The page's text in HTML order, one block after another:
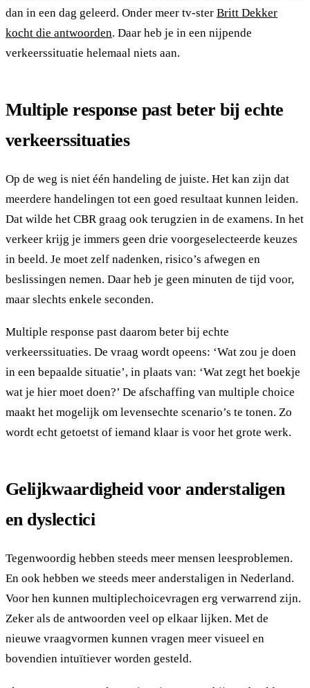
dan in een dag geleerd. Onder meer tv-ster Britt Dekker
kocht die antwoorden. Daar heb je in een nijpende
verkeerssituatie helemaal niets aan.
Multiple response past beter bij echte
verkeerssituaties
Op de weg is niet één handeling de juiste. Het kan zijn dat
meerdere handelingen tot een goed resultaat kunnen leiden.
Dat wilde het CBR graag ook terugzien in de examens. In het
verkeer krijg je immers geen drie voorgeselecteerde keuzes
in beeld. Je moet zelf nadenken, risico’s afwegen en
beslissingen nemen. Daar heb je geen minuten de tijd voor,
maar slechts enkele seconden.
Multiple response past daarom beter bij echte
verkeerssituaties. De vraag wordt opeens: ‘Wat zou je doen
in een bepaalde situatie’, in plaats van: ‘Wat zegt het boekje
wat je hier moet doen?’ De afschaffing van multiple choice
maakt het mogelijk om levensechte scenario’s te tonen. Zo
wordt echt getoetst of iemand klaar is voor het grote werk.
Gelijkwaardigheid voor anderstaligen
en dyslectici
Tegenwoordig hebben steeds meer mensen leesproblemen.
En ook hebben we steeds meer anderstaligen in Nederland.
Voor hen kunnen multiplechoicevragen erg verwarrend zijn.
Zeker als de antwoorden veel op elkaar lijken. Met de
nieuwe vraagvormen kunnen vragen meer visueel en
bovendien intuïtiever worden gesteld.